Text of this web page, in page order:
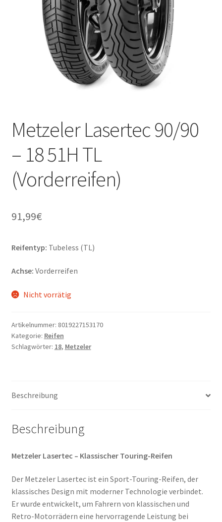
Metzeler Lasertec 90/90
– 18 51H TL
(Vorderreifen)
91,99€
Reifentyp: Tubeless (TL)
Achse: Vorderreifen
Nicht vorrätig
Artikelnummer: 8019227153170
Kategorie: Reifen
Schlagwörter: 18, Metzeler
Beschreibung
Beschreibung
Metzeler Lasertec – Klassischer Touring-Reifen
Der Metzeler Lasertec ist ein Sport-Touring-Reifen, der
klassisches Design mit moderner Technologie verbindet.
Er wurde entwickelt, um Fahrern von klassischen und
Retro-Motorrädern eine hervorragende Leistung bei